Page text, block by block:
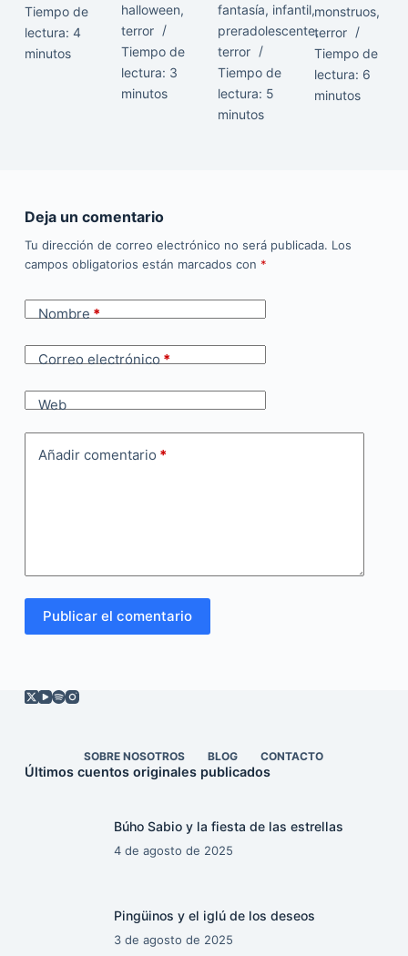
Tiempo de
lectura: 4
minutos
halloween,
terror
Tiempo de
lectura: 3
minutos
fantasía, infantil,
preradolescente,
terror
Tiempo de
lectura: 5
minutos
monstruos,
terror
Tiempo de
lectura: 6
minutos
Deja un comentario
Tu dirección de correo electrónico no será publicada. Los
campos obligatorios están marcados con *
Nombre*
Correo electrónico*
Web
Añadir comentario *
Publicar el comentario
SOBRE NOSOTROS BLOG CONTACTO
Últimos cuentos originales publicados
Búho Sabio y la fiesta de las estrellas
4 de agosto de 2025
Pingüinos y el iglú de los deseos
3 de agosto de 2025